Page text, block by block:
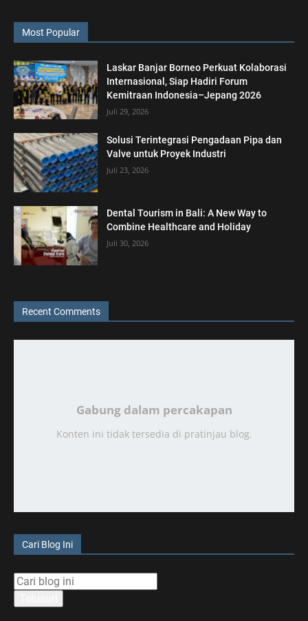
Most Popular
Laskar Banjar Borneo Perkuat Kolaborasi
Internasional, Siap Hadiri Forum
Kemitraan Indonesia–Jepang 2026
Juli 29, 2026
Solusi Terintegrasi Pengadaan Pipa dan
Valve untuk Proyek Industri
Juli 23, 2026
Dental Tourism in Bali: A New Way to
Combine Healthcare and Holiday
Juli 30, 2026
Recent Comments
Gabung dalam percakapan
Konten ini tidak tersedia di pratinjau blog.
Cari Blog Ini